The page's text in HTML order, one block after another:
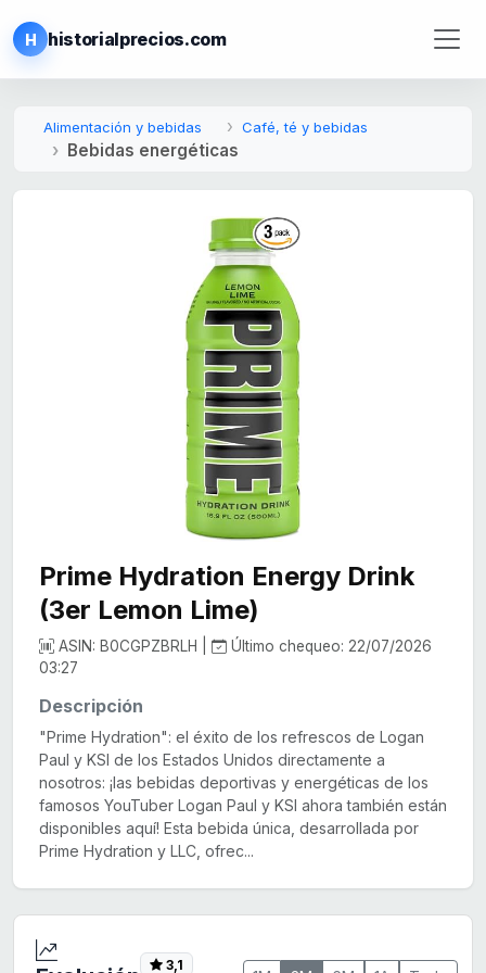
H historialprecios.com
Alimentación y bebidas Café, té y bebidas
Bebidas energéticas
Prime Hydration Energy Drink
(3er Lemon Lime)
ASIN: B0CGPZBRLH |
Último chequeo: 22/07/2026
03:27
Descripción
"Prime Hydration": el éxito de los refrescos de Logan
Paul y KSI de los Estados Unidos directamente a
nosotros: ¡las bebidas deportivas y energéticas de los
famosos YouTuber Logan Paul y KSI ahora también están
disponibles aquí! Esta bebida única, desarrollada por
Prime Hydration y LLC, ofrec...
3,1